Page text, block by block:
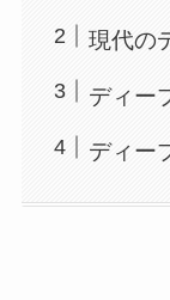
現代の
ディー
ディー